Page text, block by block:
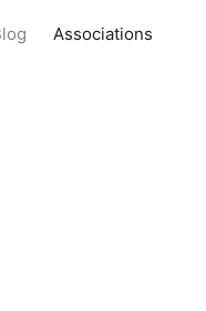
Associations